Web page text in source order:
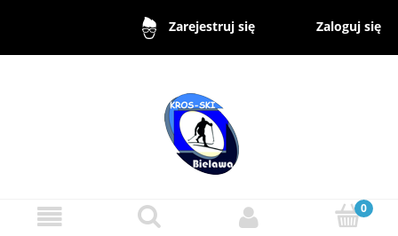
Zarejestruj się Zaloguj się